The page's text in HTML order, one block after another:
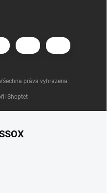
Shoptet
práva vyhrazena.